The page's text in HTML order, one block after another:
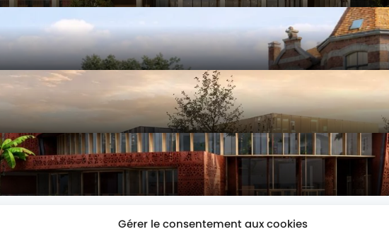
Gérer le consentement aux cookies